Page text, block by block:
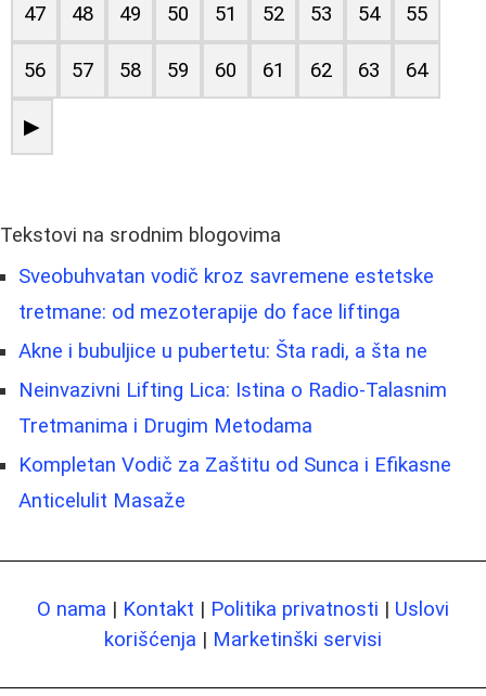
47 48 49 50 51 52 53 54 55
56 57 58 59 60 61 62 63 64
▶
Tekstovi na srodnim blogovima
Sveobuhvatan vodič kroz savremene estetske
tretmane: od mezoterapije do face liftinga
Akne i bubuljice u pubertetu: Šta radi, a šta ne
Neinvazivni Lifting Lica: Istina o Radio-Talasnim
Tretmanima i Drugim Metodama
Kompletan Vodič za Zaštitu od Sunca i Efikasne
Anticelulit Masaže
O nama | Kontakt | Politika privatnosti | Uslovi
korišćenja | Marketinški servisi